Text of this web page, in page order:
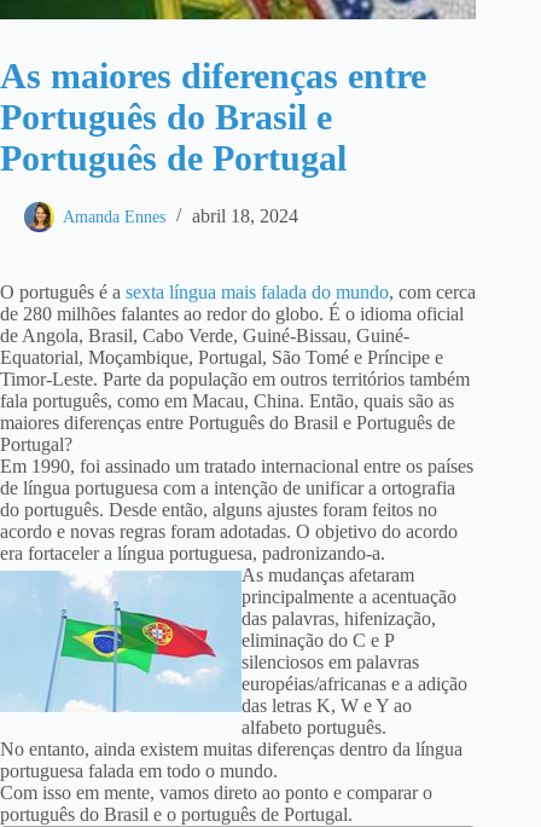
As maiores diferenças entre
Português do Brasil e
Português de Portugal
Amanda Ennes abril 18, 2024
O português é a sexta língua mais falada do mundo, com cerca
de 280 milhões falantes ao redor do globo. É o idioma oficial
de Angola, Brasil, Cabo Verde, Guiné-Bissau, Guiné-
Equatorial, Moçambique, Portugal, São Tomé e Príncipe e
Timor-Leste. Parte da população em outros territórios também
fala português, como em Macau, China. Então, quais são as
maiores diferenças entre Português do Brasil e Português de
Portugal?
Em 1990, foi assinado um tratado internacional entre os países
de língua portuguesa com a intenção de unificar a ortografia
do português. Desde então, alguns ajustes foram feitos no
acordo e novas regras foram adotadas. O objetivo do acordo
era fortaceler a língua portuguesa, padronizando-a.
As mudanças afetaram
principalmente a acentuação
das palavras, hifenização,
eliminação do C e P
silenciosos em palavras
européias/africanas e a adição
das letras K, W e Y ao
alfabeto português.
No entanto, ainda existem muitas diferenças dentro da língua
portuguesa falada em todo o mundo.
Com isso em mente, vamos direto ao ponto e comparar o
português do Brasil e o português de Portugal.